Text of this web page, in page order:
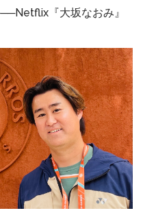
『大坂なおみ』